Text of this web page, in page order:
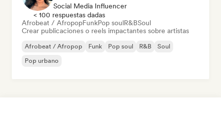
Social Media Influencer
< 100 respuestas dadas
Afrobeat / AfropopFunkPop soulR&BSoul
Crear publicaciones o reels impactantes sobre artistas
Afrobeat / Afropop Funk Pop soul R&B
Soul
Pop urbano